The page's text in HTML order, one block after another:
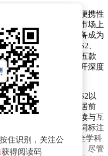
，电子书阅读器凭借便携性
核心阅读工具。面对市场上
具功能与性价比的设备成为
大讯飞青少年阅读本S2、
Nova Air及汉王云书五款
、价格策略等维度展开深度
大讯飞青少年阅读本S2以
尺寸在同类产品中位居前
，支持中英文双语朗读与互
优化了词典查询、生词标注
涵盖从小学到高中的全学科
平衡娱乐与学习需求。尽管
住识别，关注公
获得阅读码